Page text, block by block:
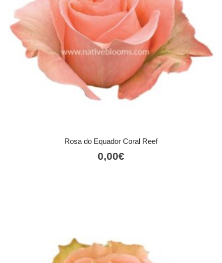
Rosa do Equador Coral Reef
0,00€